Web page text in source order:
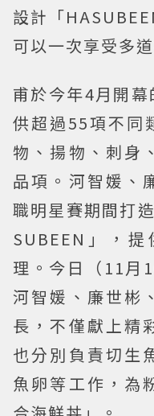
設計「
可以一次享受多
甫於今年4月開
供超過55項不同
物、揚物、刺身
品項。河智媛、
職明星賽期間打
SUBEEN」，
理。今日（11月
河智媛、廉世彬
長，不僅獻上精
也分別負責切生
魚卵等工作，為